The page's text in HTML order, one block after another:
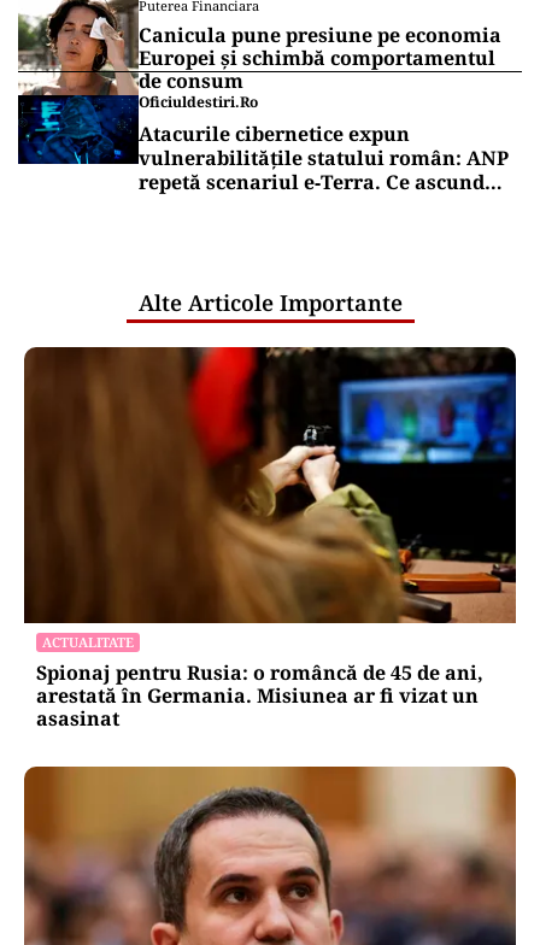
Puterea Financiara
Canicula pune presiune pe economia
Europei și schimbă comportamentul
de consum
Oficiuldestiri.ro
Atacurile cibernetice expun
vulnerabilitățile statului român: ANP
repetă scenariul e‑Terra. Ce ascund
Alte Articole Importante
ACTUALITATE
Spionaj pentru Rusia: o româncă de 45 de ani,
arestată în Germania. Misiunea ar fi vizat un
asasinat